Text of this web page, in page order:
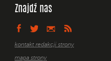
Znajdź nas
kontakt redakcji strony
mapa strony